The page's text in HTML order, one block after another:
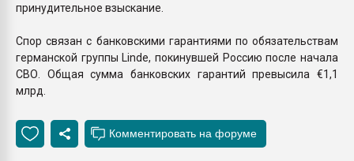
принудительное взыскание.
Спор связан с банковскими гарантиями по обязательствам
германской группы Linde, покинувшей Россию после начала
СВО. Общая сумма банковских гарантий превысила €1,1
млрд.